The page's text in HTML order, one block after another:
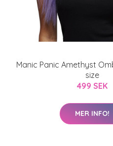
Manic Panic Amethyst
size
499 SEK
MER INFO!